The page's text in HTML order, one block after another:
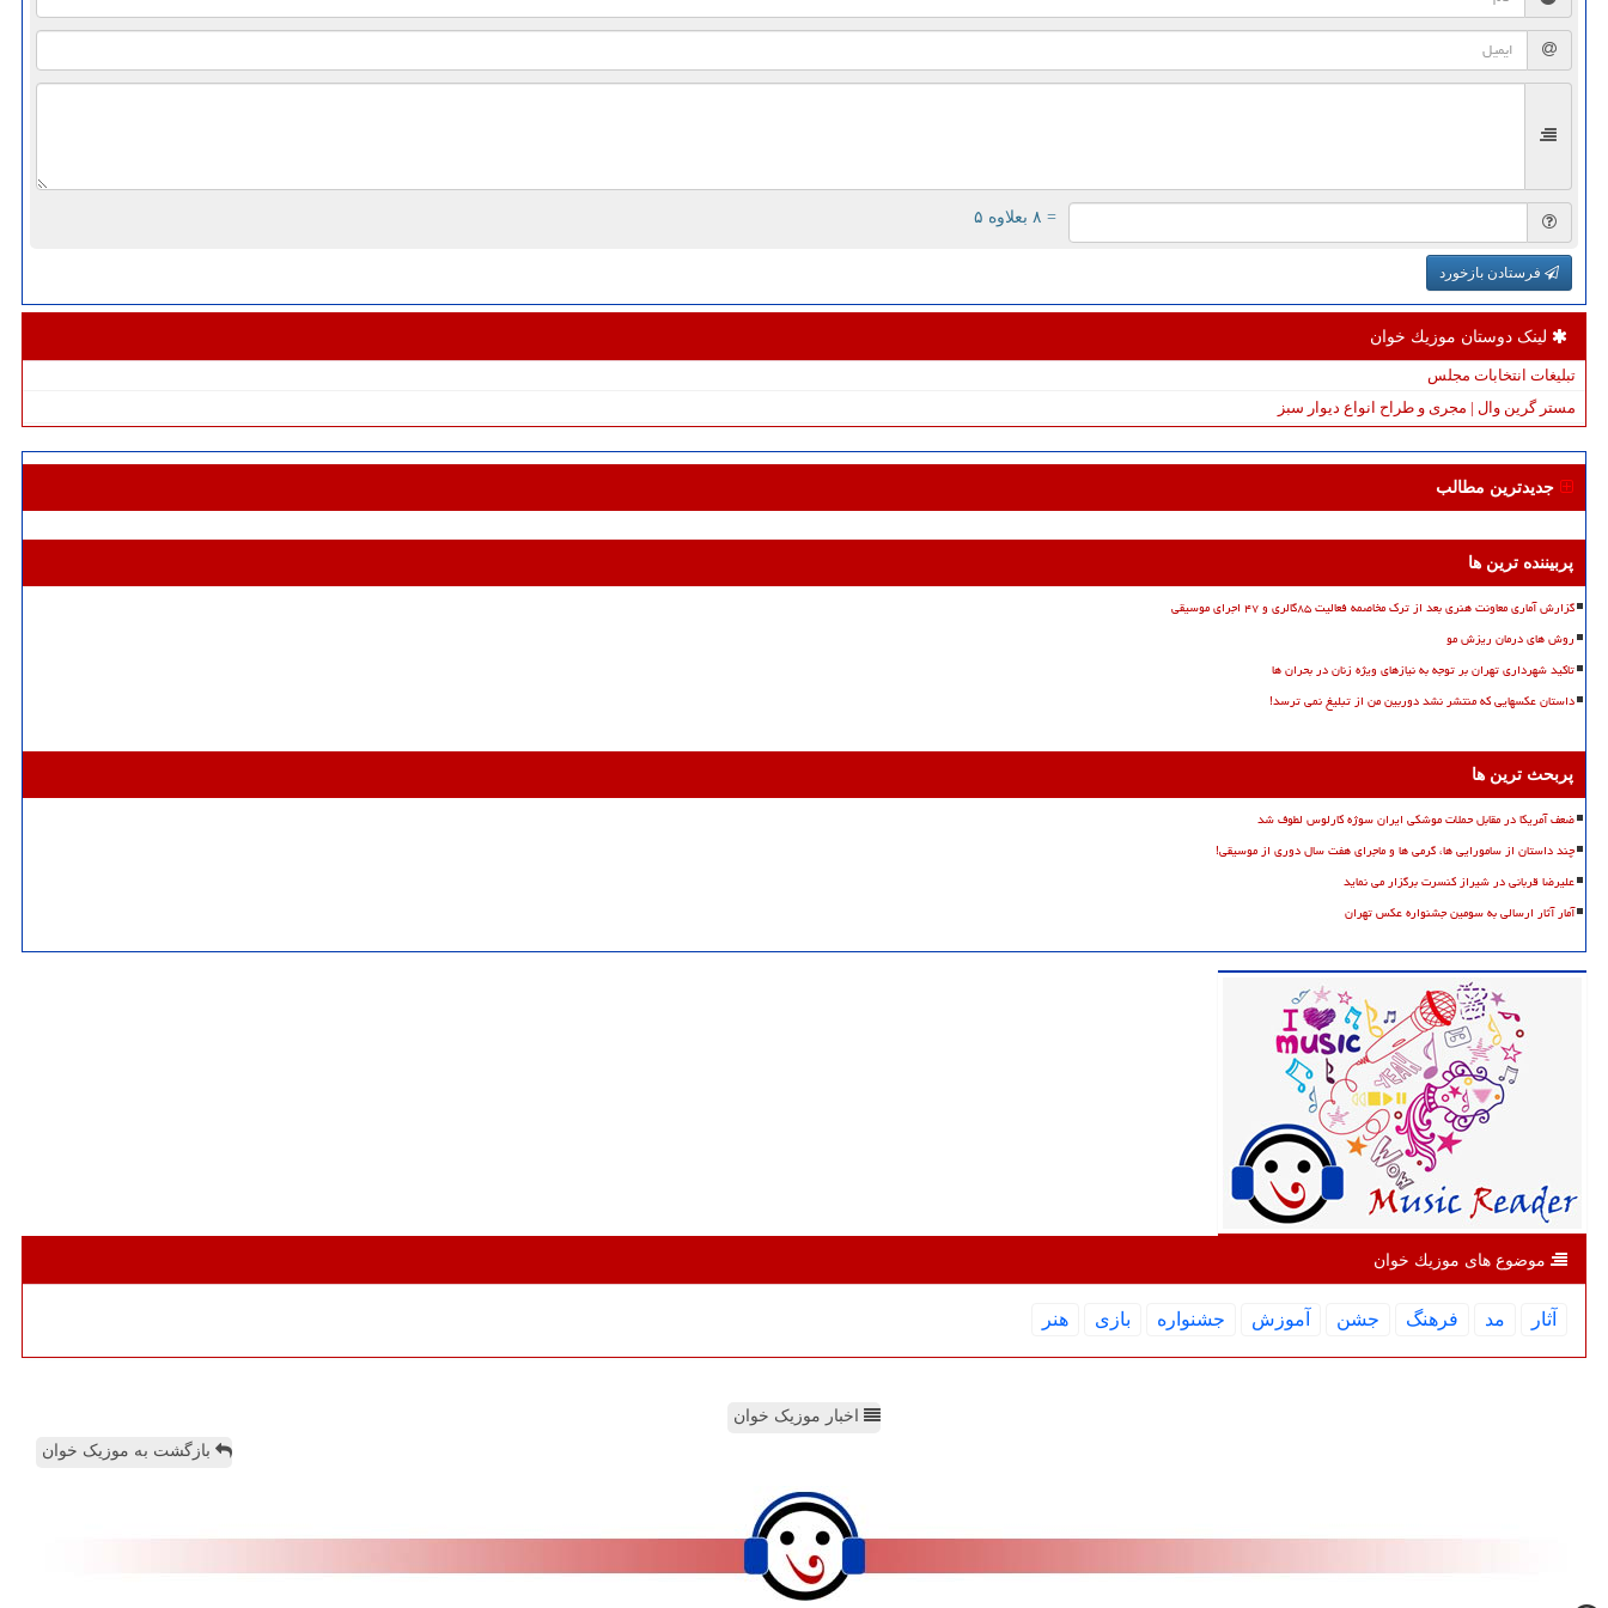
= ۸ بعلاوه ۵
فرستادن بازخورد
لینک دوستان موزیك خوان
تبلیغات انتخابات مجلس
مستر گرین وال | مجری و طراح انواع دیوار سبز
جدیدترین مطالب
پربیننده ترین ها
گزارش آماری معاونت هنری بعد از ترک مخاصمه فعالیت ۸۵گالری و ۴۷ اجرای موسیقی
روش های درمان ریزش مو
تاکید شهرداری تهران بر توجه به نیازهای ویژه زنان در بحران ها
داستان عکسهایی که منتشر نشد دوربین من از تبلیغ نمی ترسد!
پربحث ترین ها
ضعف آمریکا در مقابل حملات موشکی ایران سوژه کارلوس لطوف شد
چند داستان از سامورایی ها، گرمی ها و ماجرای هفت سال دوری از موسیقی!
علیرضا قربانی در شیراز کنسرت برگزار می نماید
آمار آثار ارسالی به سومین جشنواره عکس تهران
موضوع های موزیك خوان
آثار مد فرهنگ جشن آموزش جشنواره بازی هنر
اخبار موزیک خوان
بازگشت به موزیک خوان